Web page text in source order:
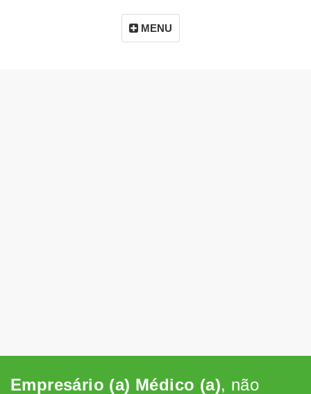
MENU
Empresário (a) Médico (a), não